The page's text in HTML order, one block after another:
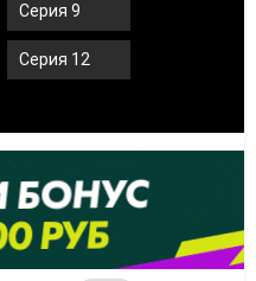
Серия 9
Серия 12